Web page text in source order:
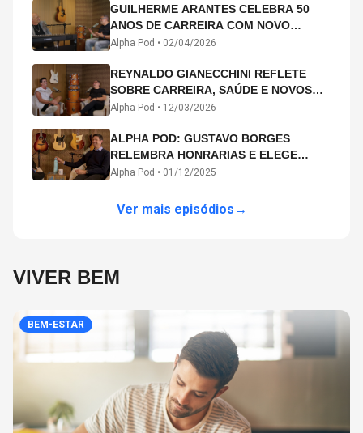
acompanham até hoje, quase trinta anos mais tarde:
"Bem Querer" e "Minha Menina". Em 2026, o astro
segue com o […]
GUILHERME ARANTES CELEBRA 50
ANOS DE CARREIRA COM NOVO
ÁLBUM INTERDIMENSIONAL E TURNÊ
Alpha Pod • 02/04/2026
REYNALDO GIANECCHINI REFLETE
SOBRE CARREIRA, SAÚDE E NOVOS
CAMINHOS ARTÍSTICOS NO ALPHA
Alpha Pod • 12/03/2026
ALPHA POD: GUSTAVO BORGES
RELEMBRA HONRARIAS E ELEGE
MICHAEL PHELPS O MAIOR ATLETA DA
Alpha Pod • 01/12/2025
Ver mais episódios →
VIVER BEM
BEM-ESTAR